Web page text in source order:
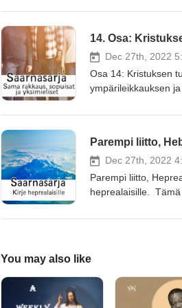
Kristuksen ristillä
12.9.2021 ja tämä
14. Osa:
Dec 27th, 2022
Osa 14: Kristuksen
ympärileikkauksen
ihmiset vaativat
saarnasarja
Parempi liitto,
Dec 27th, 2022
Parempi liitto,
heprealaisille.
You may also like